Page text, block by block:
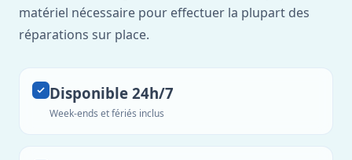
matériel nécessaire pour effectuer la plupart des
réparations sur place.
Disponible 24h/7
Week-ends et fériés inclus